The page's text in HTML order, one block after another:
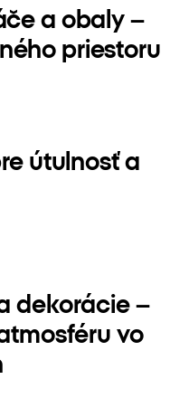
a obaly –
priestoru
útulnosť a
dekorácie –
vo